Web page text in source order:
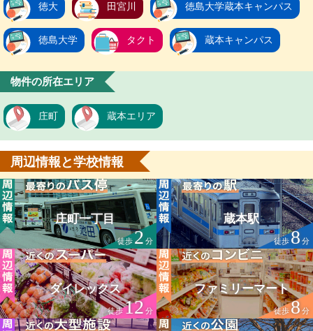
徳大 田宮川 徳島大学蔵本キャンパス
徳島大学 タクト 蔵本キャンパス
物件の所在エリア
庄町 蔵本エリア
周辺情報と学校情報
庄町一丁目
徒歩2 分
蔵本駅
徒歩8 分
ダイレックス
徒歩12分
ファミリーマート
徒歩8分